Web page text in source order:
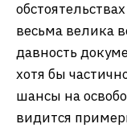
весьма велика
давность
хотя бы
шансы на
видится